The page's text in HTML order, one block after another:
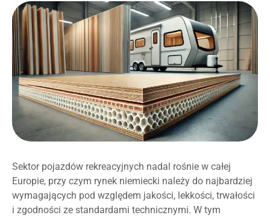
Sektor pojazdów rekreacyjnych nadal rośnie w całej
Europie, przy czym rynek niemiecki należy do najbardziej
wymagających pod względem jakości, lekkości, trwałości
i zgodności ze standardami technicznymi. W tym